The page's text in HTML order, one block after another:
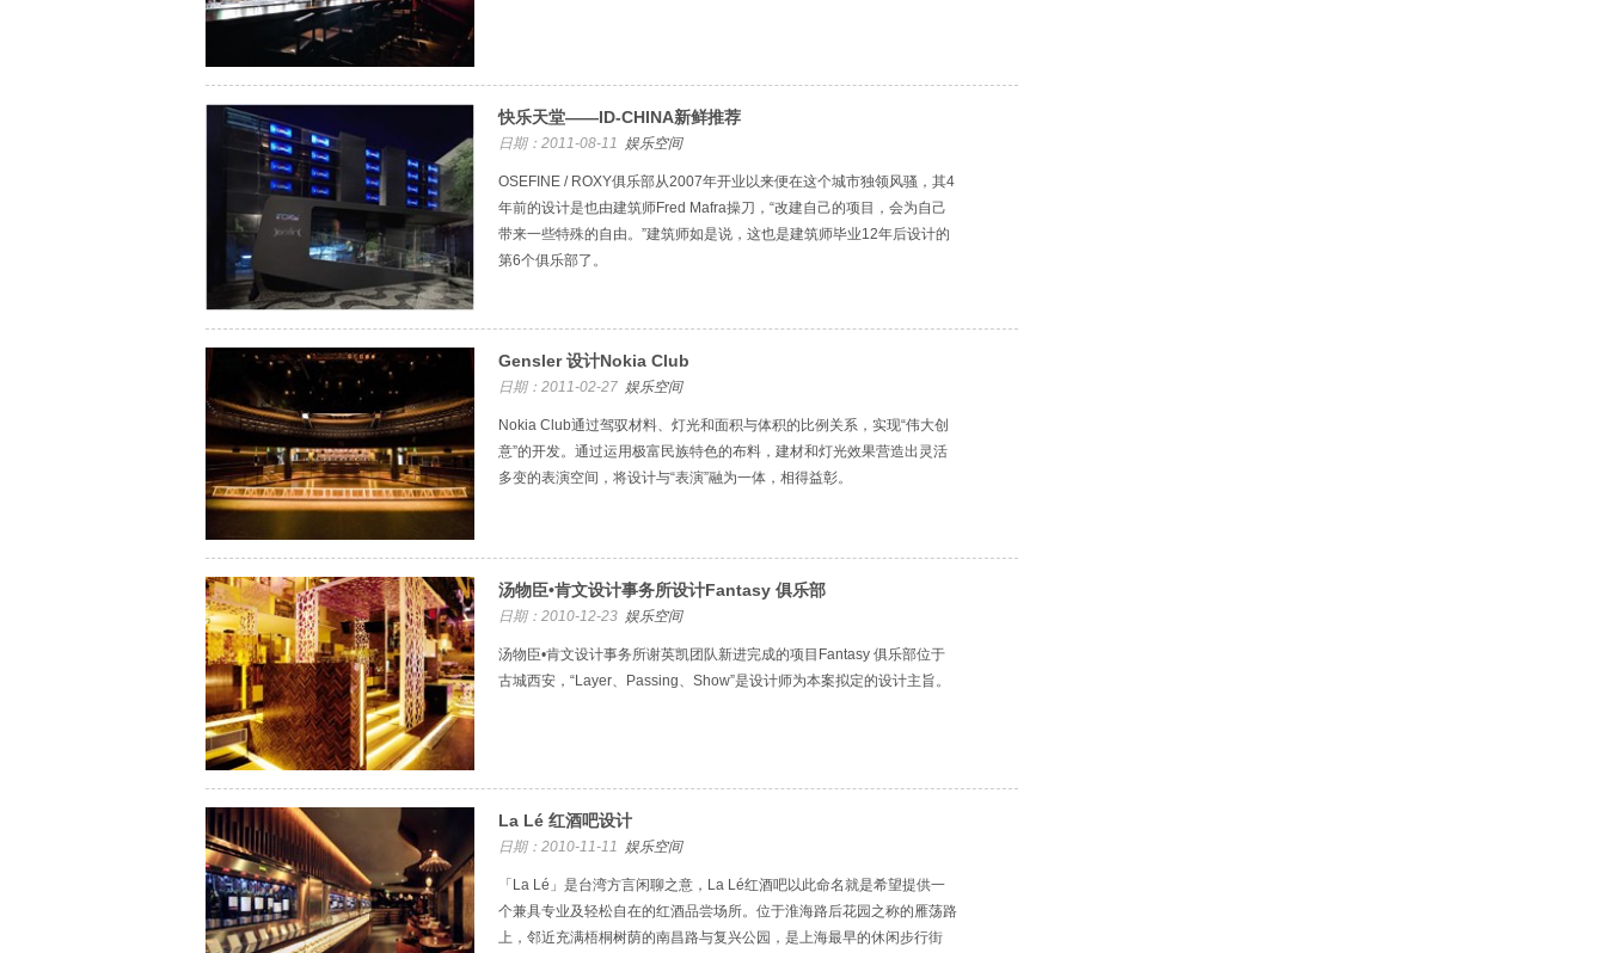
快乐天堂——ID-CHINA新鲜推荐
日期：2011-08-11 娱乐空间
OSEFINE / ROXY俱乐部从2007年开业以来便在这个城市独领风骚，其4
年前的设计是也由建筑师Fred Mafra操刀，“改建自己的项目，会为自己
带来一些特殊的自由。”建筑师如是说，这也是建筑师毕业12年后设计的
第6个俱乐部了。
Gensler 设计Nokia Club
日期：2011-02-27 娱乐空间
Nokia Club通过驾驭材料、灯光和面积与体积的比例关系，实现“伟大创
意”的开发。通过运用极富民族特色的布料，建材和灯光效果营造出灵活
多变的表演空间，将设计与“表演”融为一体，相得益彰。
汤物臣•肯文设计事务所设计Fantasy 俱乐部
日期：2010-12-23 娱乐空间
汤物臣•肯文设计事务所谢英凯团队新进完成的项目Fantasy 俱乐部位于
古城西安，“Layer、Passing、Show”是设计师为本案拟定的设计主旨。
La Lé 红酒吧设计
日期：2010-11-11 娱乐空间
「La Lé」是台湾方言闲聊之意，La Lé红酒吧以此命名就是希望提供一
个兼具专业及轻松自在的红酒品尝场所。位于淮海路后花园之称的雁荡路
上，邻近充满梧桐树荫的南昌路与复兴公园，是上海最早的休闲步行街